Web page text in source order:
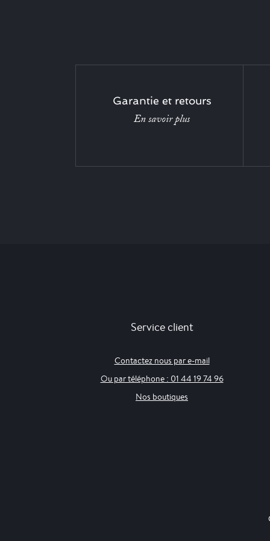
Garantie et retours
En savoir plus
Service client
Contactez nous par e-mail
Ou par téléphone : 01 44 19 74 96
Nos boutiques